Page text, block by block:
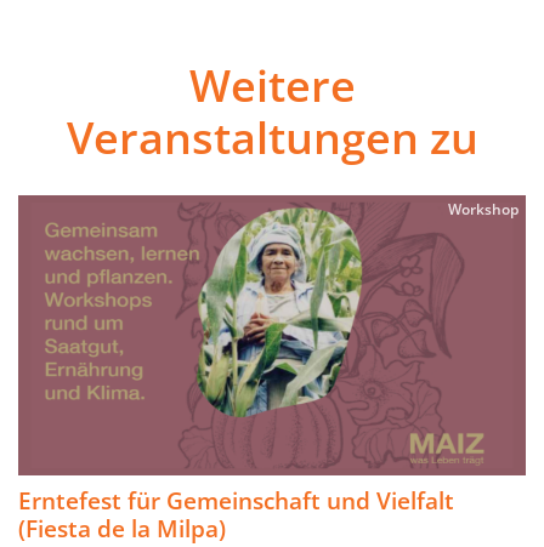
Weitere
Veranstaltungen zu
Workshop
Erntefest für Gemeinschaft und Vielfalt
(Fiesta de la Milpa)